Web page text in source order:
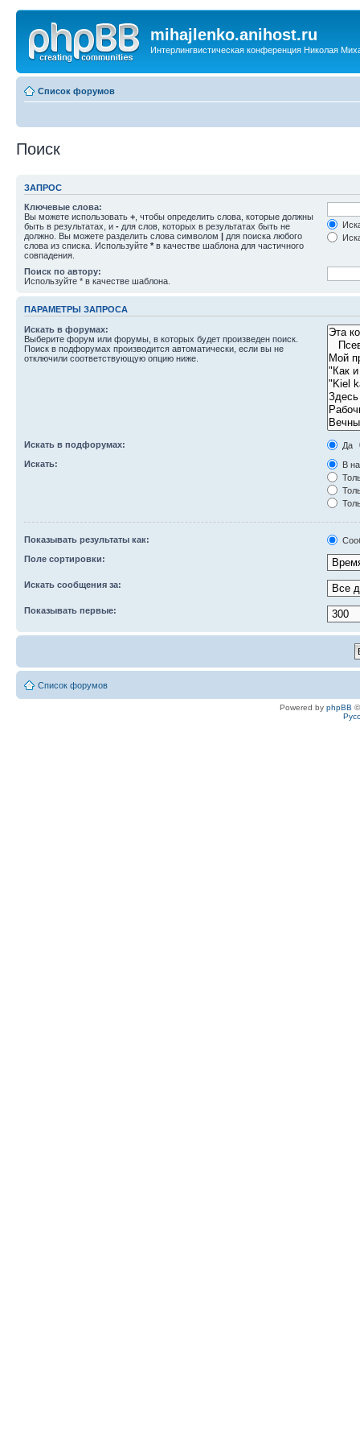
mihajlenko.anihost.ru
Интерлингвистическая конференция Николая
Список форумов
Поиск
ЗАПРОС
Ключевые слова:
Вы можете использовать + , чтобы определить слова, которые должны
быть в результатах, и - для слов, которых в результатах быть не
должно. Вы можете разделить слова символом | для поиска любого
слова из списка. Используйте * в качестве шаблона для частичного
совпадения.
Поиск по автору:
Используйте * в качестве шаблона.
ПАРАМЕТРЫ ЗАПРОСА
Искать в форумах:
Выберите форум или форумы, в которых будет произведен поиск.
Поиск в подфорумах производится автоматически, если вы не
отключили соответствующую опцию ниже.
Искать в подфорумах:
Да
Искать:
В
Показывать результаты как:
Поле сортировки:
Искать сообщения за:
Показывать первые:
Список форумов
Powered by phpBB